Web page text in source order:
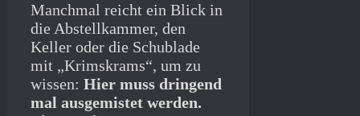
Manchmal reicht ein Blick in
die Abstellkammer, den
Keller oder die Schublade
mit „Krimskrams“, um zu
wissen: Hier muss dringend
mal ausgemistet werden.